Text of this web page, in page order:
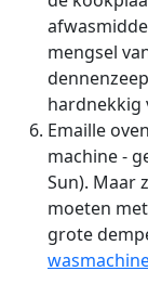
mengsel
hardnekkig
Emaille
machine -
Sun). Maar
moeten
grote